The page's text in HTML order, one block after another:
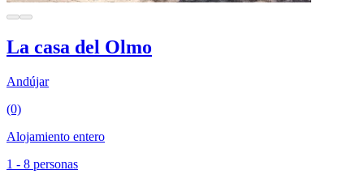
La casa del Olmo
Andújar
(0)
Alojamiento entero
1 - 8 personas